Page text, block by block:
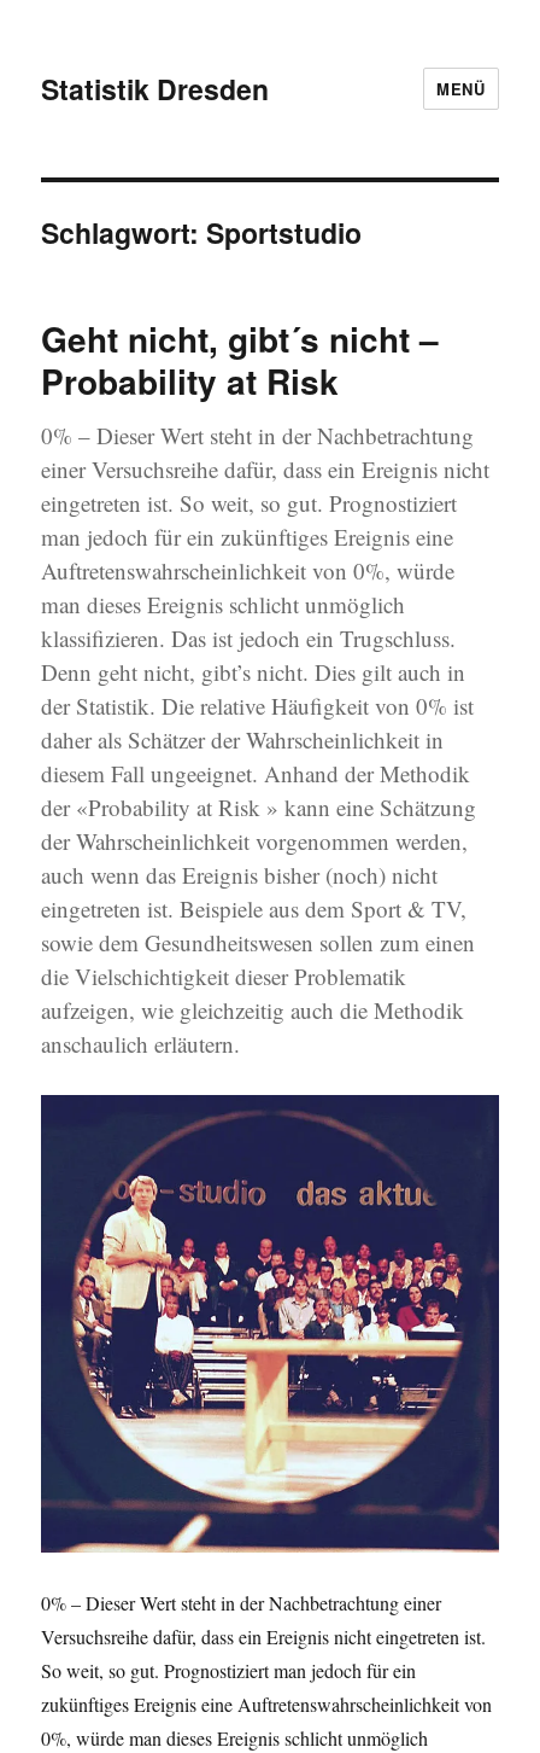
Statistik Dresden MENÜ
Schlagwort:Sportstudio
Geht nicht, gibt´s nicht –
Probability at Risk
0% – Dieser Wert steht in der Nachbetrachtung
einer Versuchsreihe dafür, dass ein Ereignis nicht
eingetreten ist. So weit, so gut. Prognostiziert
man jedoch für ein zukünftiges Ereignis eine
Auftretenswahrscheinlichkeit von 0%, würde
man dieses Ereignis schlicht unmöglich
klassifizieren. Das ist jedoch ein Trugschluss.
Denn geht nicht, gibt’s nicht. Dies gilt auch in
der Statistik. Die relative Häufigkeit von 0% ist
daher als Schätzer der Wahrscheinlichkeit in
diesem Fall ungeeignet. Anhand der Methodik
der «Probability at Risk » kann eine Schätzung
der Wahrscheinlichkeit vorgenommen werden,
auch wenn das Ereignis bisher (noch) nicht
eingetreten ist. Beispiele aus dem Sport & TV,
sowie dem Gesundheitswesen sollen zum einen
die Vielschichtigkeit dieser Problematik
aufzeigen, wie gleichzeitig auch die Methodik
anschaulich erläutern.
0% – Dieser Wert steht in der Nachbetrachtung einer
Versuchsreihe dafür, dass ein Ereignis nicht eingetreten ist.
So weit, so gut. Prognostiziert man jedoch für ein
zukünftiges Ereignis eine Auftretenswahrscheinlichkeit von
0%, würde man dieses Ereignis schlicht unmöglich